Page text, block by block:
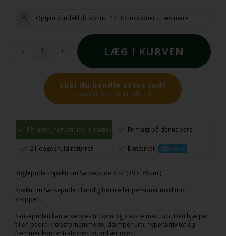
Optjen kundeklub bonus: 42 Bonuskroner - Læs mere
- +
Skal du handle stort ind?
Kontakt os for et tilbud.
På lager,forvent lev. 1 dag(e) Fri fragt på denne vare
21 dages fuld returret E-mærket
Kuglepude - Spektrum Sansepude Stor (39 x 39 cm.)
Spektrum Sansepude til urolig børn eller personer med uro i
kroppen.
Sansepuden kan anvendes til børn og voksne med uro. Den hjælper
til en bedre kropsfornemmelse, dæmper uro, hyperaktivitet og
fremmer koncentrationen og indlæringen.